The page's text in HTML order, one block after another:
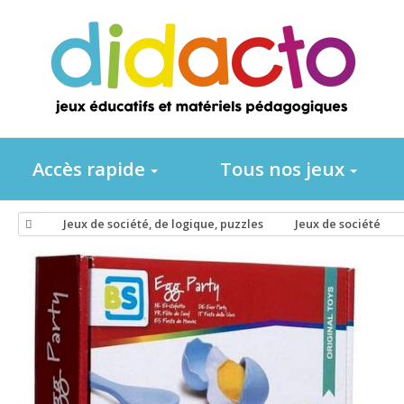
Accès rapide Tous nos jeux
Jeux de société, de logique, puzzles Jeux de société